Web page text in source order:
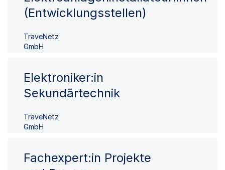
(Entwicklungsstellen)
TraveNetz
GmbH
Elektroniker:in
Sekundärtechnik
TraveNetz
GmbH
Fachexpert:in Projekte